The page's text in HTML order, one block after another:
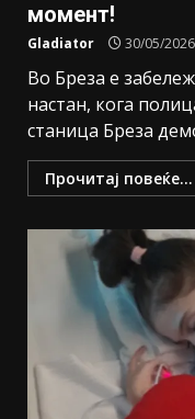
момент!
Gladiator 30/05/2026
Во Бреза е
настан, кога
станица Бреза
Прочитај повеќе...